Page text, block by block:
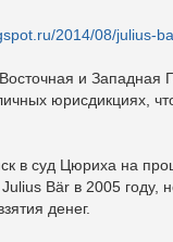
2014/08/julius-
и
юрисдикциях,
в суд Цюриха на
Bär в ​​2005 году,
денег.